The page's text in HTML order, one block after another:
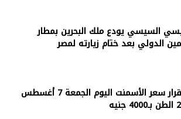
السيسي يودع ملك البحرين بمطار
الدولي بعد ختام زيارته لمصر
استقرار سعر الأسمنت اليوم الجمعة 7 أغسطس